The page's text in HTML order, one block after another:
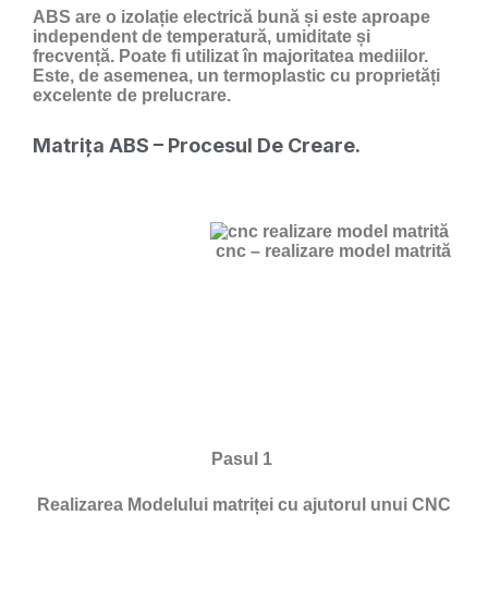
ABS are o izolație electrică bună și este aproape
independent de temperatură, umiditate și
frecvență. Poate fi utilizat în majoritatea mediilor.
Este, de asemenea, un termoplastic cu proprietăți
excelente de prelucrare.
Matrița ABS – Procesul De Creare.
cnc – realizare model matrită
Pasul 1
Realizarea Modelului matriței cu ajutorul unui CNC